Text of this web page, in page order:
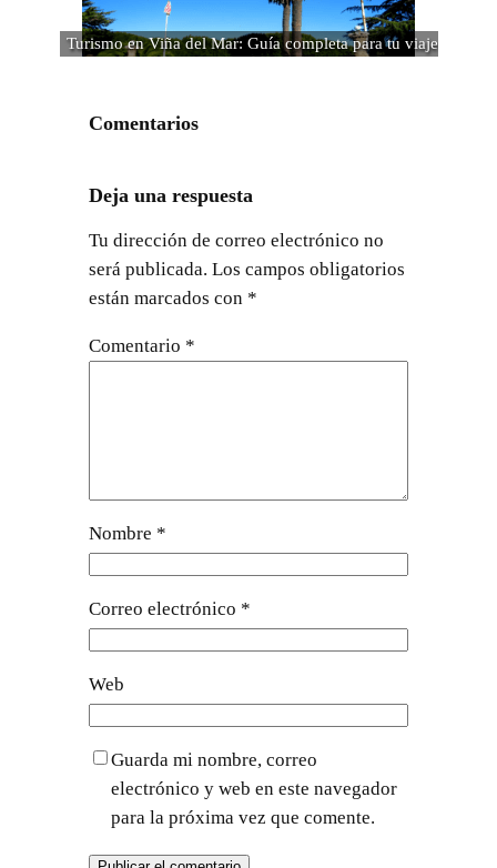
Turismo en Viña del Mar: Guía completa para tu viaje
Comentarios
Deja una respuesta
Tu dirección de correo electrónico no
será publicada. Los campos obligatorios
están marcados con *
Comentario *
Nombre *
Correo electrónico *
Web
Guarda mi nombre, correo
electrónico y web en este navegador
para la próxima vez que comente.